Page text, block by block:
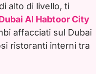
alto di livello, ti
Al Habtoor City
affacciati sul Dubai
ristoranti interni tra